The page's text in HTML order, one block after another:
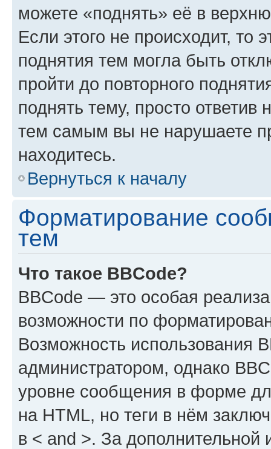
можете «поднять» её в
Если этого не происходит, то
поднятия тем могла быть
пройти до повторного
поднять тему, просто ответив
тем самым вы не нарушаете
находитесь.
Вернуться к началу
Форматирование
тем
Что такое BBCode?
BBCode — это особая
возможности по
Возможность использования
администратором, однако
уровне сообщения в форме
на HTML, но теги в нём
в < and >. За